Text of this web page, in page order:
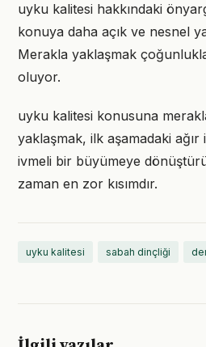
uyku kalitesi hakkındaki
konuya daha açık ve nesnel
Merakla yaklaşmak
oluyor.
uyku kalitesi konusuna
yaklaşmak, ilk aşamadaki
ivmeli bir büyümeye
zaman en zor kısımdır.
uyku kalitesi sabah dinçliği